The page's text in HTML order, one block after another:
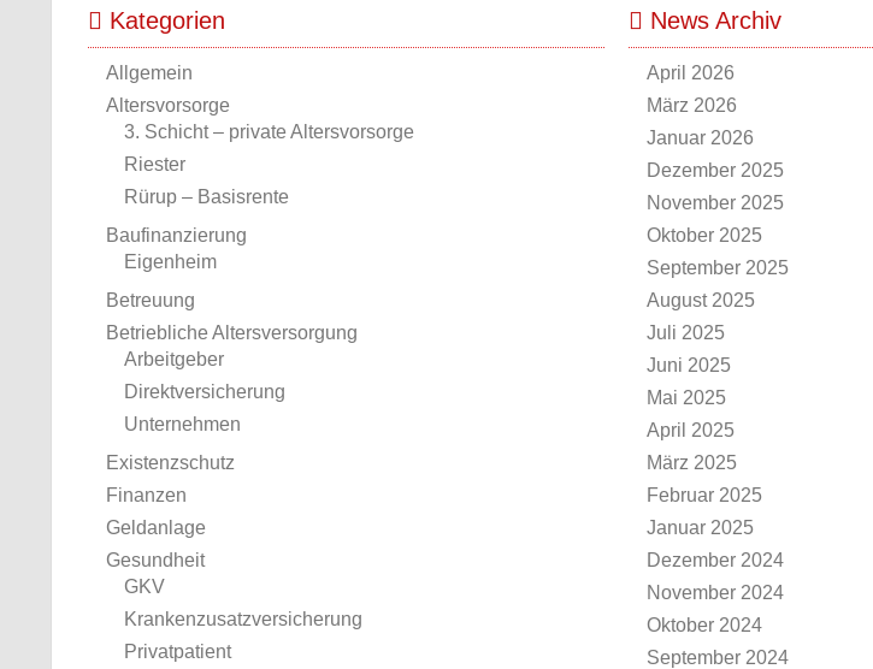
Kategorien
Allgemein
Altersvorsorge
3. Schicht – private Altersvorsorge
Riester
Rürup – Basisrente
Baufinanzierung
Eigenheim
Betreuung
Betriebliche Altersversorgung
Arbeitgeber
Direktversicherung
Unternehmen
Existenzschutz
Finanzen
Geldanlage
Gesundheit
GKV
Krankenzusatzversicherung
Privatpatient
News Archiv
April 2026
März 2026
Januar 2026
Dezember 2025
November 2025
Oktober 2025
September 2025
August 2025
Juli 2025
Juni 2025
Mai 2025
April 2025
März 2025
Februar 2025
Januar 2025
Dezember 2024
November 2024
Oktober 2024
September 2024